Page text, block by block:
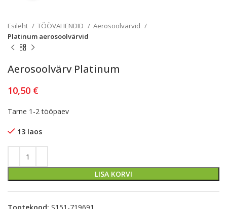
Esileht TÖÖVAHENDID
Aerosoolvärvid
Platinum aerosoolvärvid
Aerosoolvärv Platinum
10,50 €
Tarne 1-2 tööpaev
13 laos
LISA KORVI